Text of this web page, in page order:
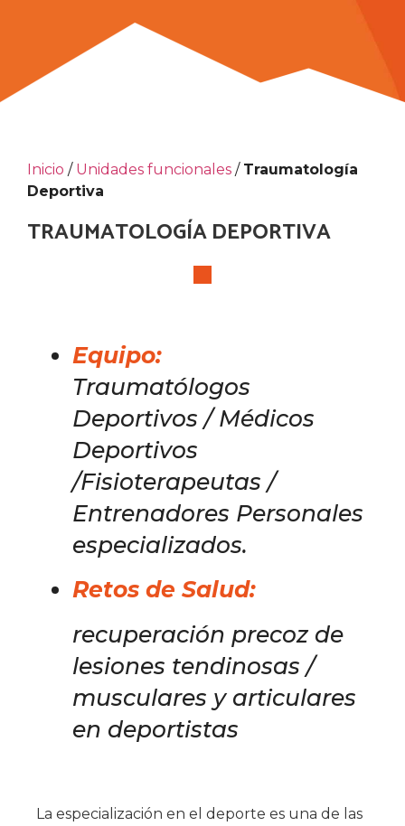
Inicio / Unidades funcionales / Traumatología
Deportiva
TRAUMATOLOGÍA DEPORTIVA
Equipo:
Traumatólogos
Deportivos / Médicos
Deportivos
/Fisioterapeutas /
Entrenadores Personales
especializados.
Retos de Salud:
recuperación precoz de
lesiones tendinosas /
musculares y articulares
en deportistas
La especialización en el deporte es una de las